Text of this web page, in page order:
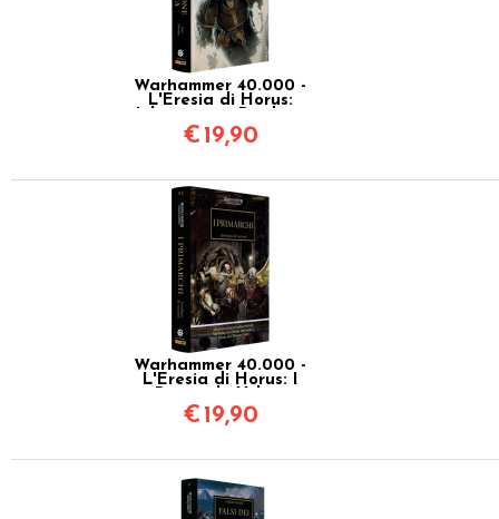
Warhammer 40.000 -
L'Eresia di Horus:
Vol.18
€ 19,90
Warhammer 40.000 -
L'Eresia di Horus: I
€ 19,90